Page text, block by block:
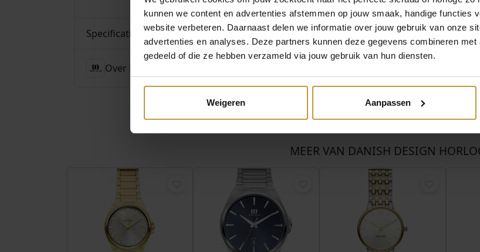
kunnen we content en advertenties afstemmen op jouw smaak, handige functies
website verbeteren. Daarnaast delen we informatie over jouw gebruik van onze
advertenties en analyses. Deze partners kunnen deze gegevens combineren
gedeeld of die ze hebben verzameld via jouw gebruik van hun diensten.
Weigeren Aanpassen
Specificaties
Over Danish Design Horloges
MEER VAN DANISH DESIGN